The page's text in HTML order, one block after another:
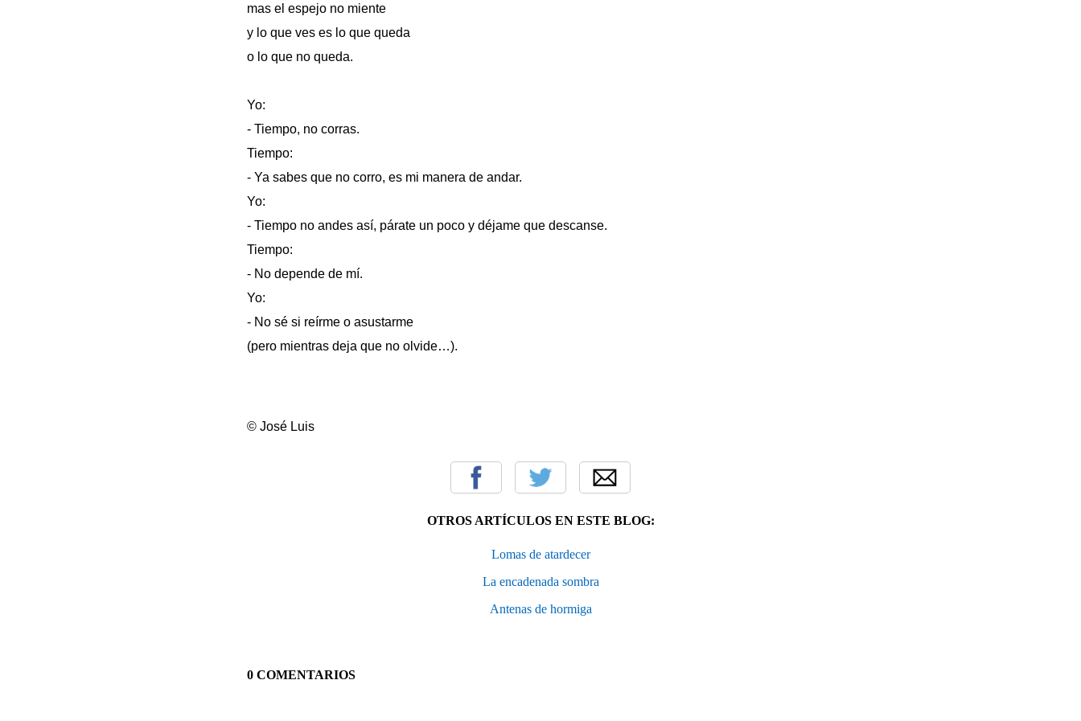
mas el espejo no miente
y lo que ves es lo que queda
o lo que no queda.
Yo:
- Tiempo, no corras.
Tiempo:
- Ya sabes que no corro, es mi manera de andar.
Yo:
- Tiempo no andes así, párate un poco y déjame que descanse.
Tiempo:
- No depende de mí.
Yo:
- No sé si reírme o asustarme
(pero mientras deja que no olvide…).
© José Luis
OTROS ARTÍCULOS EN ESTE BLOG:
Lomas de atardecer
La encadenada sombra
Antenas de hormiga
0 COMENTARIOS